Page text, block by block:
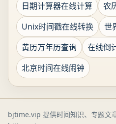
日期计算器在线计算
农
Unix时间戳在线转换
世
黄历万年历查询
在线倒
北京时间在线闹钟
bjtime.vip 提供时间知识、专题文